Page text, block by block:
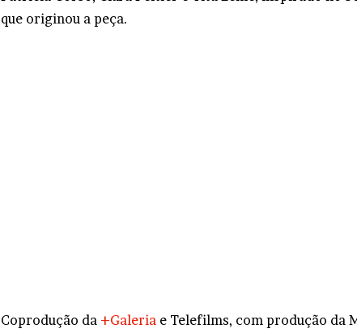
que originou a peça.
Coprodução da +Galeria e Telefilms, com produção da